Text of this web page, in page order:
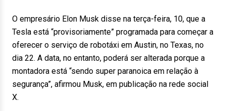
O empresário Elon Musk disse na terça-feira, 10, que a
Tesla está “provisoriamente” programada para começar a
oferecer o serviço de robotáxi em Austin, no Texas, no
dia 22. A data, no entanto, poderá ser alterada porque a
montadora está “sendo super paranoica em relação à
segurança”, afirmou Musk, em publicação na rede social
X.